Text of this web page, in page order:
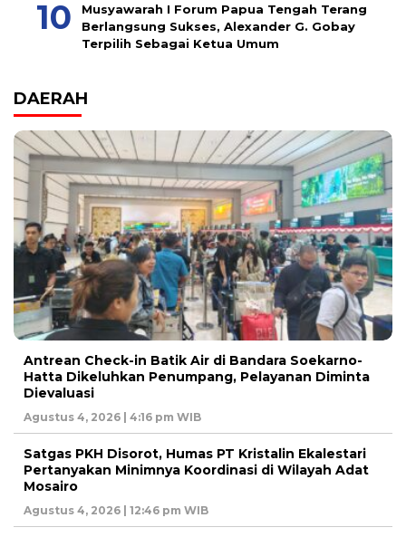
Musyawarah I Forum Papua Tengah Terang
Berlangsung Sukses, Alexander G. Gobay
Terpilih Sebagai Ketua Umum
DAERAH
Antrean Check-in Batik Air di Bandara Soekarno-
Hatta Dikeluhkan Penumpang, Pelayanan Diminta
Dievaluasi
Agustus 4, 2026 | 4:16 pm WIB
Satgas PKH Disorot, Humas PT Kristalin Ekalestari
Pertanyakan Minimnya Koordinasi di Wilayah Adat
Mosairo
Agustus 4, 2026 | 12:46 pm WIB